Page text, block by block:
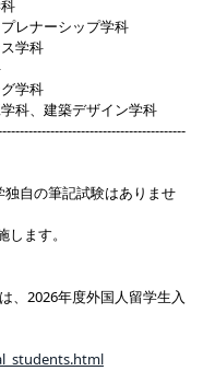
レナーシップ学科
学科
学科
科、建築デザイン学科
独自の筆記試験はありませ
ます。
、2026年度外国人留学生入